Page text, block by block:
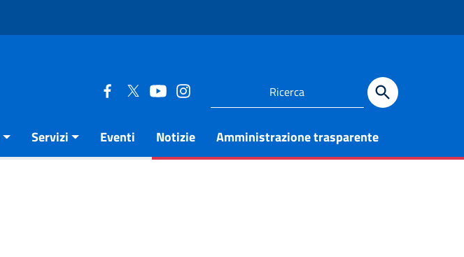
Servizi Eventi Notizie Amministrazione trasparente